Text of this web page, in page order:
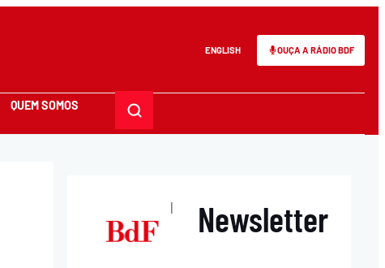
ENGLISH OUÇA A RÁDIO BDF
QUEM SOMOS
| Newsletter